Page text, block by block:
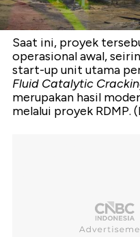
Saat ini, proyek
operasional awal,
start-up unit utama
Fluid Catalytic
merupakan hasil
melalui proyek RDMP.